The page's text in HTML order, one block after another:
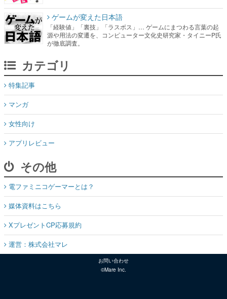
ゲームが変えた日本語
「経験値」「裏技」「ラスボス」… ゲームにまつわる言葉の起
源や用法の変遷を、コンピューター文化史研究家・タイニーP氏
が徹底調査。
カテゴリ
特集記事
マンガ
女性向け
アプリレビュー
その他
電ファミニコゲーマーとは？
媒体資料はこちら
XプレゼントCP応募規約
運営：株式会社マレ
お問い合わせ
©Mare Inc.